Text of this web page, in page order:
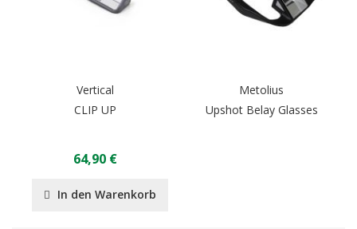
Vertical
CLIP UP
64,90 €
In den Warenkorb
Metolius
Upshot Belay Glasses